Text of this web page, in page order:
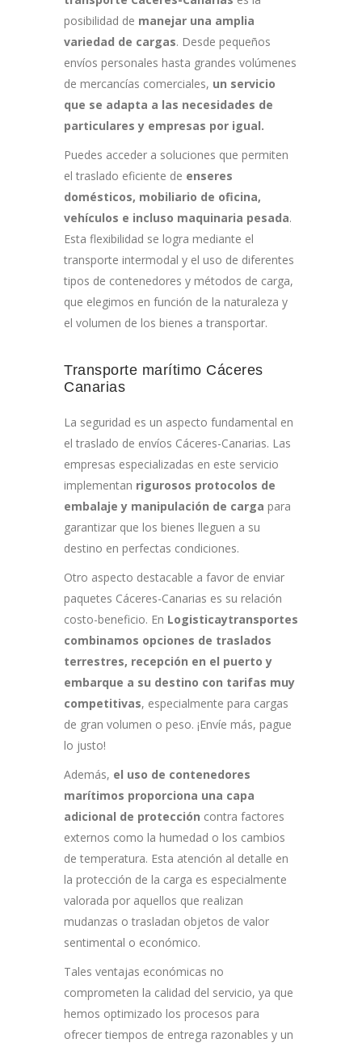
posibilidad de manejar una amplia
variedad de cargas. Desde pequeños
envíos personales hasta grandes volúmenes
de mercancías comerciales, un servicio
que se adapta a las necesidades de
particulares y empresas por igual.
Puedes acceder a soluciones que permiten
el traslado eficiente de enseres
domésticos, mobiliario de oficina,
vehículos e incluso maquinaria pesada.
Esta flexibilidad se logra mediante el
transporte intermodal y el uso de diferentes
tipos de contenedores y métodos de carga,
que elegimos en función de la naturaleza y
el volumen de los bienes a transportar.
Transporte marítimo Cáceres
Canarias
La seguridad es un aspecto fundamental en
el traslado de envíos Cáceres-Canarias. Las
empresas especializadas en este servicio
implementan rigurosos protocolos de
embalaje y manipulación de carga para
garantizar que los bienes lleguen a su
destino en perfectas condiciones.
Otro aspecto destacable a favor de enviar
paquetes Cáceres-Canarias es su relación
costo-beneficio. En Logisticaytransportes
combinamos opciones de traslados
terrestres, recepción en el puerto y
embarque a su destino con tarifas muy
competitivas, especialmente para cargas
de gran volumen o peso. ¡Envíe más, pague
lo justo!
Además, el uso de contenedores
marítimos proporciona una capa
adicional de protección contra factores
externos como la humedad o los cambios
de temperatura. Esta atención al detalle en
la protección de la carga es especialmente
valorada por aquellos que realizan
mudanzas o trasladan objetos de valor
sentimental o económico.
Tales ventajas económicas no
comprometen la calidad del servicio, ya que
hemos optimizado los procesos para
ofrecer tiempos de entrega razonables y un